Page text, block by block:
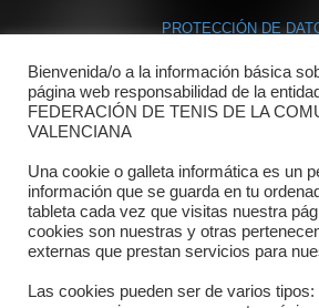
PROTECCIÓN DE
POLÍTICA DE
Dónde estamos
Directorio
Horario
Formulario de contacto
Bienvenida/o a la información básica
página web responsabilidad de la
FEDERACIÓN DE TENIS DE LA
VALENCIANA
Una cookie o galleta informática es un
información que se guarda en tu
tableta cada vez que visitas nuestra
cookies son nuestras y otras
externas que prestan servicios para
Las cookies pueden ser de varios